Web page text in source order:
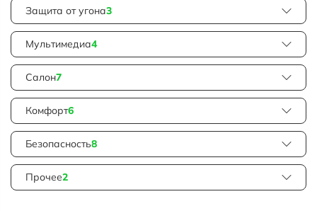
Защита от угона3
Мультимедиа4
Салон7
Комфорт6
Безопасность8
Прочее2